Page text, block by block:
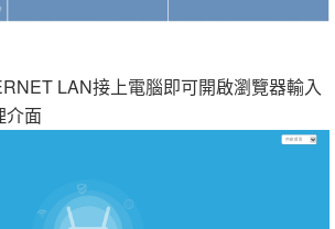
LAN接上電腦即可開啟瀏覽器輸入
介面